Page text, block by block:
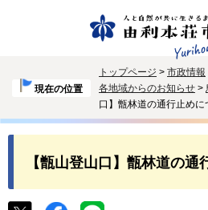
現在の位置
トップページ > 市政情報
各地域からのお知らせ >
口】甑林道の通行止めに
【甑山登山口】甑林道の通